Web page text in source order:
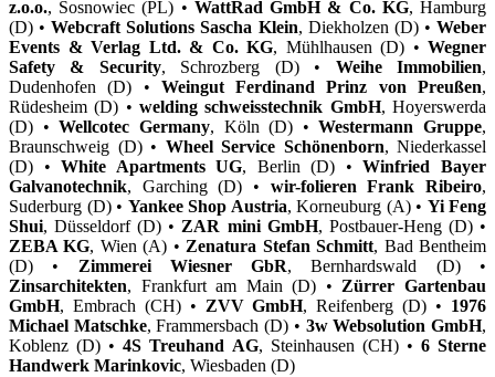
z.o.o., Sosnowiec (PL) • WattRad GmbH & Co. KG, Hamburg
(D) •Webcraft Solutions Sascha Klein, Diekholzen (D) •Weber
Events & Verlag Ltd. & Co. KG, Mühlhausen (D) • Wegner
Safety & Security, Schrozberg (D) • Weihe Immobilien,
Dudenhofen (D) • Weingut Ferdinand Prinz von Preußen,
Rüdesheim (D) • welding schweisstechnik GmbH, Hoyerswerda
(D) •Wellcotec Germany, Köln (D) •Westermann Gruppe,
Braunschweig (D) • Wheel Service Schönenborn, Niederkassel
(D) •White Apartments UG, Berlin (D) •Winfried Bayer
Galvanotechnik, Garching (D) • wir-folieren Frank Ribeiro,
Suderburg (D) • Yankee Shop Austria, Korneuburg (A) • Yi Feng
Shui, Düsseldorf (D) • ZAR mini GmbH, Postbauer-Heng (D) •
ZEBA KG, Wien (A) • Zenatura Stefan Schmitt, Bad Bentheim
(D) • Zimmerei Wiesner GbR, Bernhardswald (D) •
Zinsarchitekten, Frankfurt am Main (D) • Zürrer Gartenbau
GmbH, Embrach (CH) • ZVV GmbH, Reifenberg (D) • 1976
Michael Matschke, Frammersbach (D) • 3w Websolution GmbH,
Koblenz (D) •4S Treuhand AG, Steinhausen (CH) • 6 Sterne
Handwerk Marinkovic, Wiesbaden (D)